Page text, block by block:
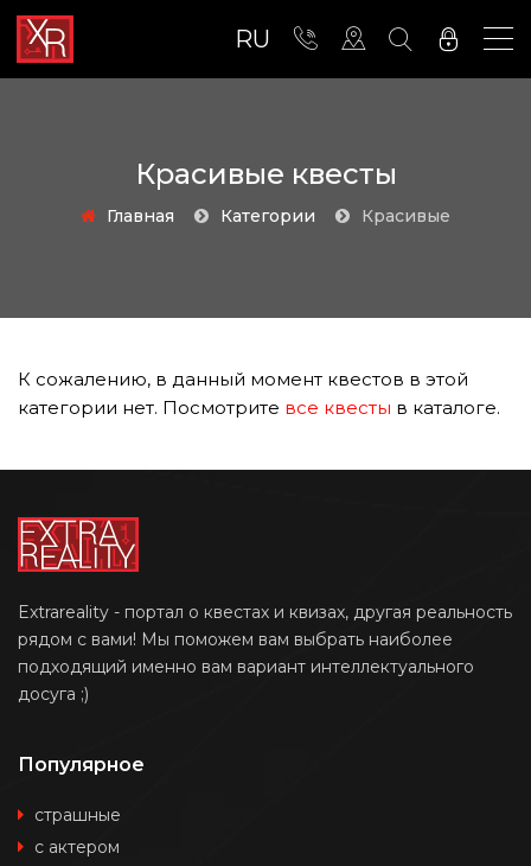
RU
Красивые квесты
Главная Категории красивые
К сожалению, в данный момент квестов в этой
категории нет. Посмотрите все квесты в каталоге.
Extrareality - портал о квестах и квизах, другая реальность
рядом с вами! Мы поможем вам выбрать наиболее
подходящий именно вам вариант интеллектуального
досуга ;)
Популярное
страшные
с актером